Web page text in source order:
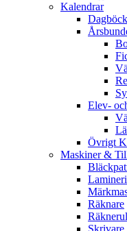
Kalendrar
Elev-
Övrigt
Maskiner &
Räknare
Skrivare